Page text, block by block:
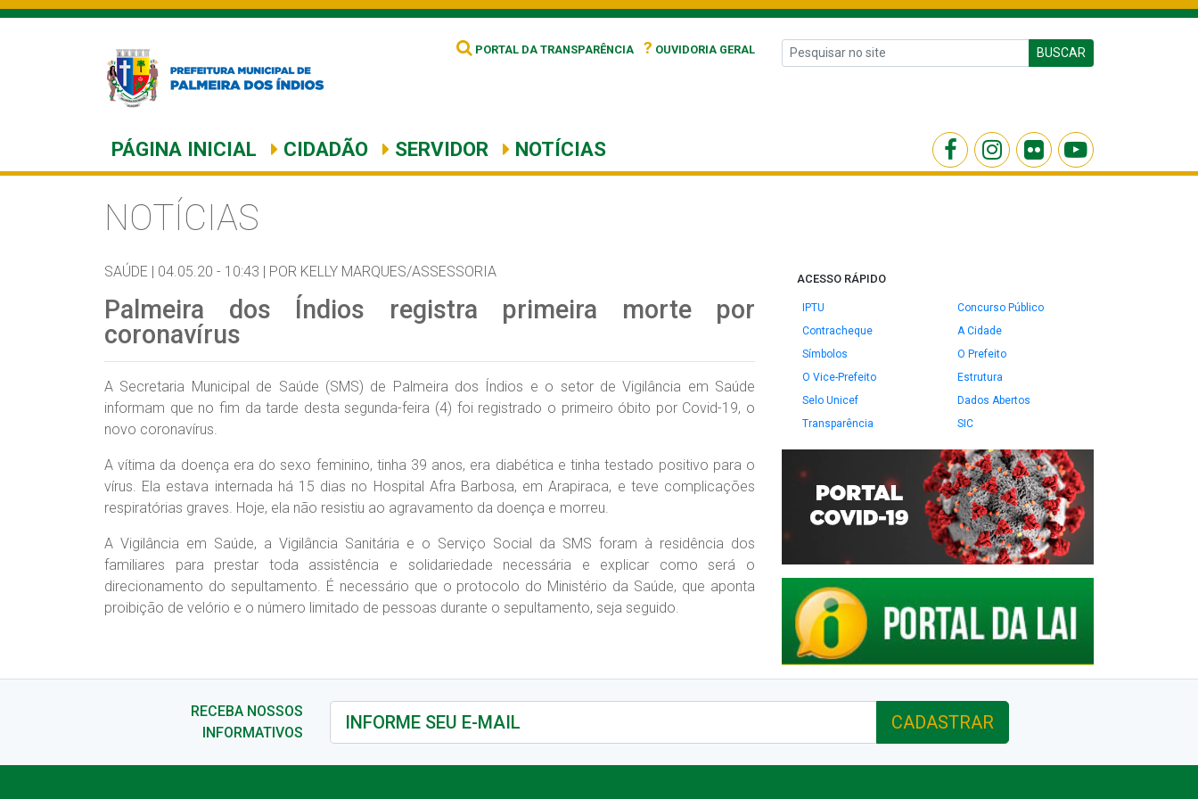
PORTAL DA TRANSPARÊNCIA ? OUVIDORIA GERAL BUSCAR
PÁGINA INICIAL CIDADÃO SERVIDOR NOTÍCIAS
NOTÍCIAS
SAÚDE | 04.05.20 - 10:43 | POR KELLY MARQUES/ASSESSORIA
Palmeira dos Índios registra primeira morte por
coronavírus
A Secretaria Municipal de Saúde (SMS) de Palmeira dos Índios e o setor de Vigilância em Saúde
informam que no fim da tarde desta segunda-feira (4) foi registrado o primeiro óbito por Covid-19, o
novo coronavírus.
A vítima da doença era do sexo feminino, tinha 39 anos, era diabética e tinha testado positivo para o
vírus. Ela estava internada há 15 dias no Hospital Afra Barbosa, em Arapiraca, e teve complicações
respiratórias graves. Hoje, ela não resistiu ao agravamento da doença e morreu.
A Vigilância em Saúde, a Vigilância Sanitária e o Serviço Social da SMS foram à residência dos
familiares para prestar toda assistência e solidariedade necessária e explicar como será o
direcionamento do sepultamento. É necessário que o protocolo do Ministério da Saúde, que aponta
proibição de velório e o número limitado de pessoas durante o sepultamento, seja seguido.
ACESSO RÁPIDO
IPTU
Concurso Público
Contracheque
A Cidade
Símbolos
O Prefeito
O Vice-Prefeito
Estrutura
Selo Unicef
Dados Abertos
Transparência
SIC
RECEBA NOSSOS
INFORMATIVOS
CADASTRAR